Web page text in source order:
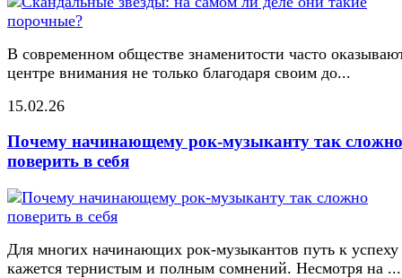
В современном обществе знаменитости часто
центре внимания не только благодаря своим до...
15.02.26
Почему начинающему рок-музыканту так сложно
поверить в себя
Для многих начинающих рок-музыкантов путь к успеху
кажется тернистым и полным сомнений. Несмотря на ...